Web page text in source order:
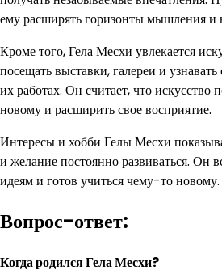
ему расширять горизонты мышления и
Кроме того, Гела Месхи увлекается
посещать выставки, галереи и
их работах. Он считает, что искусство
новому и расширить свое восприятие.
Интересы и хобби Гелы Месхи
и желание постоянно развиваться. Он
идеям и готов учиться чему-то новому.
Вопрос-ответ:
Когда родился Гела Месхи?